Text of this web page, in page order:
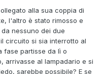
alla sua coppia di
l'altro è stato rimosso e
nessuno dei due
circuito si sia interrotto al
fase partisse da lì o
arrivasse al lampadario e si
sarebbe possibile? E se